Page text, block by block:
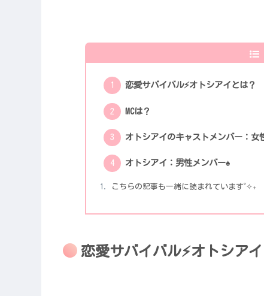
恋愛サバイバル⚡️オトシアイとは？
MCは？
オトシアイのキャストメンバー：女
オトシアイ：男性メンバー♠️
こちらの記事も一緒に読まれています˚✧₊
恋愛サバイバル⚡️オトシア